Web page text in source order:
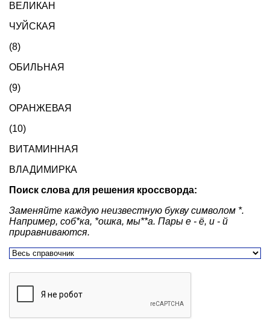
ВЕЛИКАН
ЧУЙСКАЯ
(8)
ОБИЛЬНАЯ
(9)
ОРАНЖЕВАЯ
(10)
ВИТАМИННАЯ
ВЛАДИМИРКА
Поиск слова для решения кроссворда:
Заменяйте каждую неизвестную букву символом *.
Например, соб*ка, *ошка, мы**а. Пары е - ё, и - й
приравниваются.